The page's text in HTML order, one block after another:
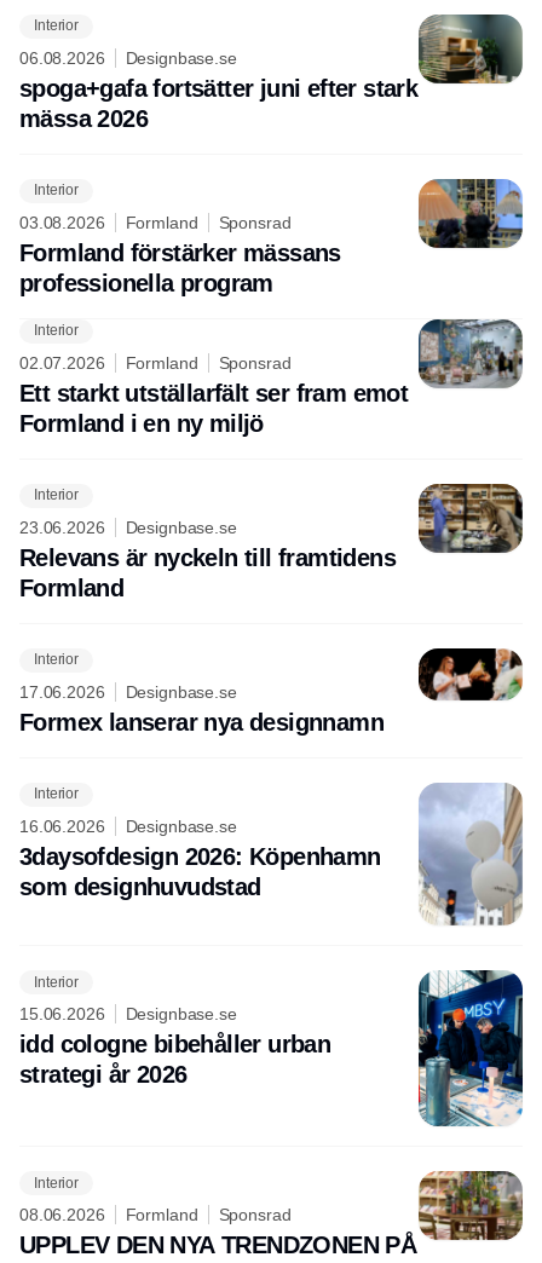
Interior
06.08.2026 Designbase.se
spoga+gafa fortsätter juni efter stark
mässa 2026
Interior
03.08.2026 Formland Sponsrad
Formland förstärker mässans
professionella program
Interior
02.07.2026 Formland Sponsrad
Ett starkt utställarfält ser fram emot
Formland i en ny miljö
Interior
23.06.2026 Designbase.se
Relevans är nyckeln till framtidens
Formland
Interior
17.06.2026 Designbase.se
Formex lanserar nya designnamn
Interior
16.06.2026 Designbase.se
3daysofdesign 2026: Köpenhamn
som designhuvudstad
Interior
15.06.2026 Designbase.se
idd cologne bibehåller urban
strategi år 2026
Interior
08.06.2026 Formland Sponsrad
UPPLEV DEN NYA TRENDZONEN PÅ